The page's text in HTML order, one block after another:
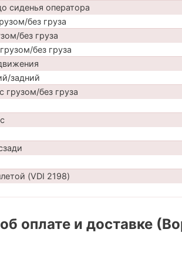
сиденья оператора
без груза
без груза
без груза
задний
без груза
(VDI 2198)
оплате и доставке